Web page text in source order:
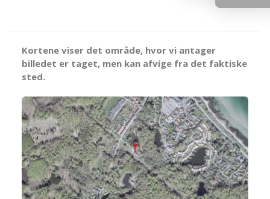
Kortene viser det område, hvor vi antager
billedet er taget, men kan afvige fra det faktiske
sted.